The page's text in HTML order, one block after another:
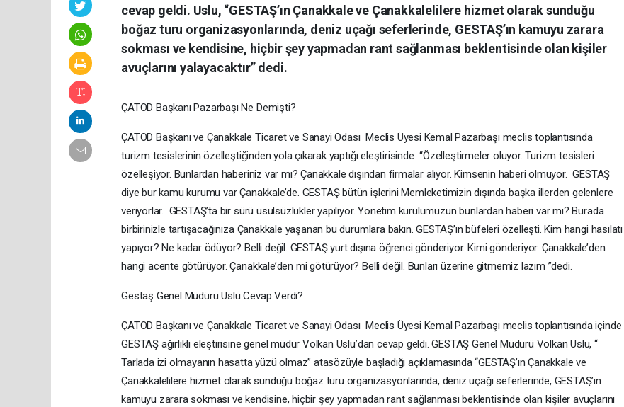
cevap geldi. Uslu, “GESTAŞ’ın Çanakkale ve Çanakkalelilere hizmet olarak sunduğu
boğaz turu organizasyonlarında, deniz uçağı seferlerinde, GESTAŞ’ın kamuyu zarara
sokması ve kendisine, hiçbir şey yapmadan rant sağlanması beklentisinde olan kişiler
avuçlarını yalayacaktır” dedi.
ÇATOD Başkanı Pazarbaşı Ne Demişti?
ÇATOD Başkanı ve Çanakkale Ticaret ve Sanayi Odası Meclis Üyesi Kemal Pazarbaşı meclis toplantısında
turizm tesislerinin özelleştiğinden yola çıkarak yaptığı eleştirisinde “Özelleştirmeler oluyor. Turizm tesisleri
özelleşiyor. Bunlardan haberiniz var mı? Çanakkale dışından firmalar alıyor. Kimsenin haberi olmuyor. GESTAŞ
diye bur kamu kurumu var Çanakkale’de. GESTAŞ bütün işlerini Memleketimizin dışında başka illerden gelenlere
veriyorlar. GESTAŞ’ta bir sürü usulsüzlükler yapılıyor. Yönetim kurulumuzun bunlardan haberi var mı? Burada
birbirinizle tartışacağınıza Çanakkale yaşanan bu durumlara bakın. GESTAŞ’ın büfeleri özelleşti. Kim hangi hasılatı
yapıyor? Ne kadar ödüyor? Belli değil. GESTAŞ yurt dışına öğrenci gönderiyor. Kimi gönderiyor. Çanakkale’den
hangi acente götürüyor. Çanakkale’den mi götürüyor? Belli değil. Bunları üzerine gitmemiz lazım ”dedi.
Gestaş Genel Müdürü Uslu Cevap Verdi?
ÇATOD Başkanı ve Çanakkale Ticaret ve Sanayi Odası Meclis Üyesi Kemal Pazarbaşı meclis toplantısında içinde
GESTAŞ ağırlıklı eleştirisine genel müdür Volkan Uslu’dan cevap geldi. GESTAŞ Genel Müdürü Volkan Uslu, “
Tarlada izi olmayanın hasatta yüzü olmaz” atasözüyle başladığı açıklamasında “GESTAŞ’ın Çanakkale ve
Çanakkalelilere hizmet olarak sunduğu boğaz turu organizasyonlarında, deniz uçağı seferlerinde, GESTAŞ’ın
kamuyu zarara sokması ve kendisine, hiçbir şey yapmadan rant sağlanması beklentisinde olan kişiler avuçlarını